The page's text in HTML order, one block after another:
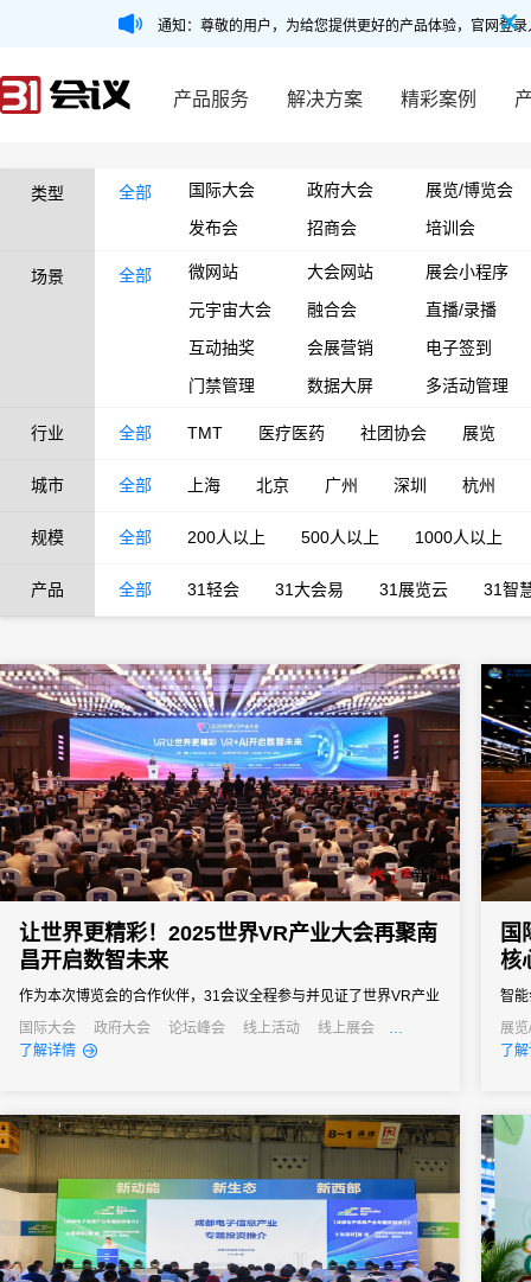
通知：尊敬的用户，为给您提供更好的产品体验，官网登
产品服务 解决方案 精彩案例
类型 全部 国际大会 政府大会
展览/博览会
发布会
招商会 培训会
场景 全部 微网站 大会网站
展会小程序
元宇宙大会
融合会
直播/录播
互动抽奖
会展营销
电子签到
门禁管理
数据大屏 多活动管理
行业 全部 TMT 医疗医药 社团协会 展览
城市 全部 上海 北京 广州 深圳 杭州
规模 全部 200人以上 500人以上 1000人以上
产品 全部 31轻会 31大会易 31展览云 31智
让世界更精彩！2025世界VR产业大会再聚南
昌开启数智未来
作为本次博览会的合作伙伴，31会议全程参与并见证了世界VR产业
大会的飞速发展与深刻变革，并依托专业的会展服务能力与创新技
术支撑为博览会的顺利举办提供了坚实有力的保障，推动会务运营
国际大会 政府大会 论坛峰会 线上活动
线上展会
产业大会
经销商大会
了解详情
国
核
智
成
展
发
了